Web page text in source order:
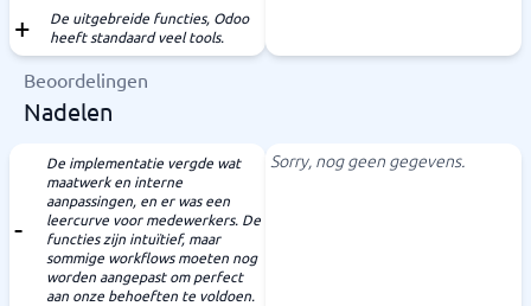
De uitgebreide functies, Odoo
heeft standaard veel tools.
Beoordelingen
Nadelen
De implementatie vergde wat
maatwerk en interne
aanpassingen, en er was een
leercurve voor medewerkers. De
functies zijn intuïtief, maar
sommige workflows moeten nog
worden aangepast om perfect
aan onze behoeften te voldoen.
Sorry, nog geen gegevens.